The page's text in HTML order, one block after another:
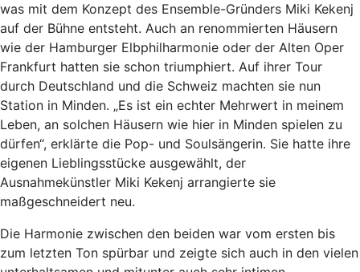
was mit dem Konzept des Ensemble-Gründers Miki Kekenj
auf der Bühne entsteht. Auch an renommierten Häusern
wie der Hamburger Elbphilharmonie oder der Alten Oper
Frankfurt hatten sie schon triumphiert. Auf ihrer Tour
durch Deutschland und die Schweiz machten sie nun
Station in Minden. „Es ist ein echter Mehrwert in meinem
Leben, an solchen Häusern wie hier in Minden spielen zu
dürfen“, erklärte die Pop- und Soulsängerin. Sie hatte ihre
eigenen Lieblingsstücke ausgewählt, der
Ausnahmekünstler Miki Kekenj arrangierte sie
maßgeschneidert neu.
Die Harmonie zwischen den beiden war vom ersten bis
zum letzten Ton spürbar und zeigte sich auch in den vielen